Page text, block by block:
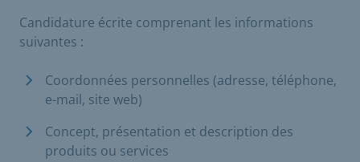
Candidature écrite comprenant les informations
suivantes :
Coordonnées personnelles (adresse, téléphone,
e-mail, site web)
Concept, présentation et description des
produits ou services